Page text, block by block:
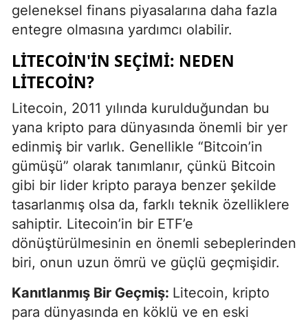
geleneksel finans piyasalarına daha fazla
entegre olmasına yardımcı olabilir.
LITECOIN'IN SEÇIMI: NEDEN
LITECOIN?
Litecoin, 2011 yılında kurulduğundan bu
yana kripto para dünyasında önemli bir yer
edinmiş bir varlık. Genellikle “Bitcoin’in
gümüşü” olarak tanımlanır, çünkü Bitcoin
gibi bir lider kripto paraya benzer şekilde
tasarlanmış olsa da, farklı teknik özelliklere
sahiptir. Litecoin’in bir ETF’e
dönüştürülmesinin en önemli sebeplerinden
biri, onun uzun ömrü ve güçlü geçmişidir.
Kanıtlanmış Bir Geçmiş: Litecoin, kripto
para dünyasında en köklü ve en eski